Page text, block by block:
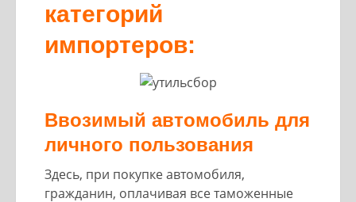
категорий
импортеров:
Ввозимый автомобиль для
личного пользования
Здесь, при покупке автомобиля,
гражданин, оплачивая все таможенные